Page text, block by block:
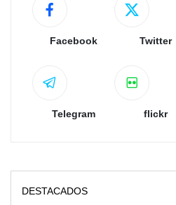
Facebook Twitter
Telegram flickr
DESTACADOS